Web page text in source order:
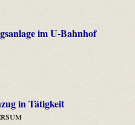
im U-Bahnhof
in Tätigkeit